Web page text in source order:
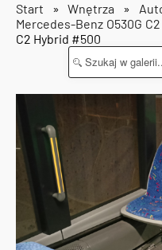
Start »Wnętrza »
Mercedes-Benz O530G
C2 Hybrid #500